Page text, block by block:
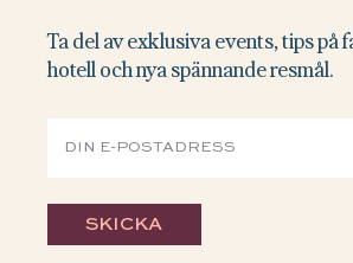
Ta del av exklusiva events, tips på
hotell och nya spännande resmål.
SKICKA